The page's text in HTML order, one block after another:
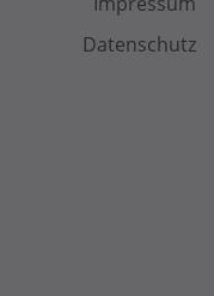
Datenschutz